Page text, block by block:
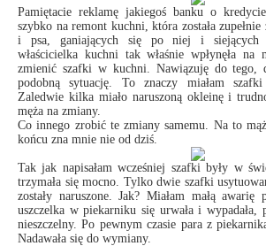
Pamiętacie reklamę jakiegoś banku o
szybko na remont kuchni, która została
i psa, ganiających się po niej i siejących
właścicielka kuchni tak właśnie wpłynęła na
zmienić szafki w kuchni. Nawiązuję do tego,
podobną sytuację. To znaczy miałam
Zaledwie kilka miało naruszoną okleinę i
męża na zmiany.
Co innego zrobić te zmiany samemu. Na to
końcu zna mnie nie od dziś.
Tak jak napisałam wcześniej szafki były w
trzymała się mocno. Tylko dwie szafki
zostały naruszone. Jak? Miałam małą
uszczelka w piekarniku się urwała i wypadała,
nieszczelny. Po pewnym czasie para z
Nadawała się do wymiany.